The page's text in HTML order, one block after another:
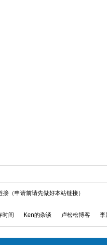
接（申请前请先做好本站链接）
时间 Ken的杂谈 卢松松博客 李